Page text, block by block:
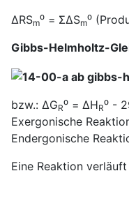
ΔRSm⁰ = ΣΔSm⁰
Gibbs-Helmholtz-
bzw.: ΔGR⁰ = ΔHR⁰ -
Exergonische
Endergonische
Eine Reaktion